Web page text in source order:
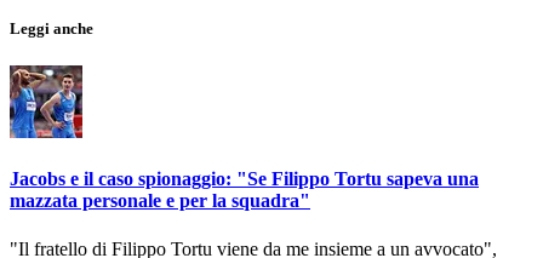
Leggi anche
Jacobs e il caso spionaggio: "Se Filippo Tortu sapeva una
mazzata personale e per la squadra"
"Il fratello di Filippo Tortu viene da me insieme a un avvocato",